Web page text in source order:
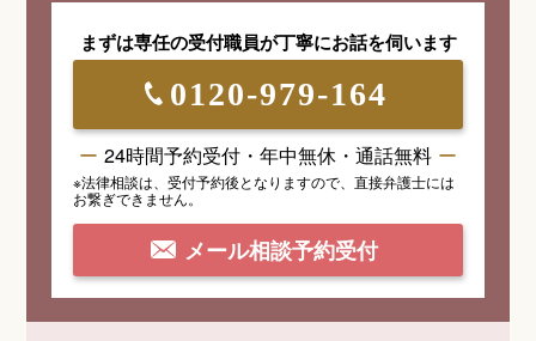
まずは専任の受付職員が丁寧にお話を伺います
0120-979-164
24時間予約受付・年中無休・通話無料
※法律相談は、受付予約後となりますので、 直接弁護士には
お繋ぎできません。
メール相談予約受付